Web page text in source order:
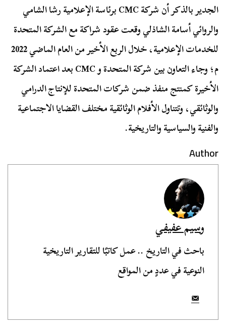
الجدير بالذكر أن شركة CMC برئاسة الإعلامية رشا الشامي
والروائي أسامة الشاذلي وقعت عقود شراكة مع الشركة المتحدة
للخدمات الإعلامية، خلال الربع الأخير من العام الماضي 2022
م؛ وجاء التعاون بين شركة المتحدة و CMC بعد اعتماد الشركة
الأخيرة كمنتج منفذ ضمن شركات المتحدة للإنتاج الدرامي
والوثائقي، وتتناول الأفلام الوثائقية مختلف القضايا الاجتماعية
والفنية والسياسية والتاريخية.
Author
وسيم عفيفي
باحث في التاريخ .. عمل كاتبًا للتقارير التاريخية
النوعية في عددٍ من المواقع